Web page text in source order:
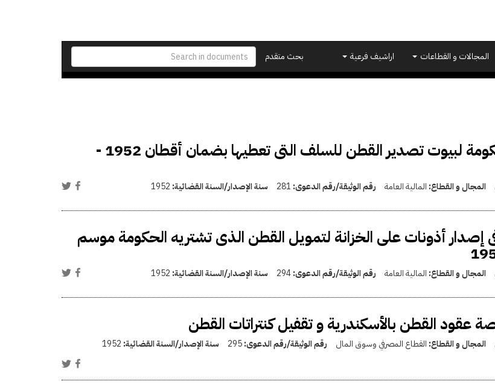
بحث متقدم
المجالات و القطاعات اراشيف فرعية
ضمان الحكومة لبيوت تصدير القطن للسلف التى تعطيها بضمان أقطان 1952 -
المجال و القطاع: المالية العامة رقم الوثيقة/رقم الدعوى: 281 سنة الإصدار/السنة القضائية: 1952
إصدار أذونات على الخزانة لتمويل القطن الذى تشتريه الحكومة موسم
المجال و القطاع: المالية العامة رقم الوثيقة/رقم الدعوى:294 سنة الإصدار/السنة القضائية: 1952
عقود القطن بالأسكندرية و تقفيل كنتراتات القطن
المجال و القطاع: القطاع المصرفي وسوق المال رقم الوثيقة/رقم الدعوى:295 سنة الإصدار/السنة القضائية: 1952